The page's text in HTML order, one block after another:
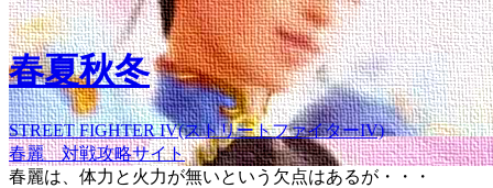
春夏秋冬
STREET FIGHTER IV(ストリートファイターIV)
春麗 対戦攻略サイト
春麗は、体力と火力が無いという欠点はあるが・・・